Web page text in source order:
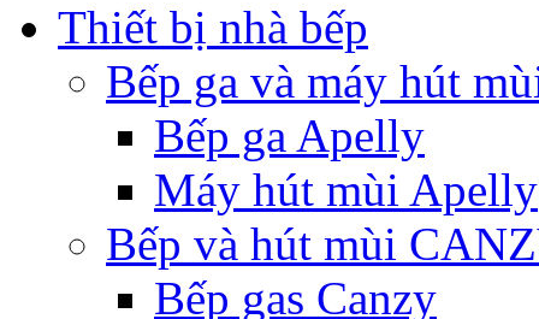
Thiết bị nhà bếp
Bếp ga và máy hút
Bếp ga Apelly
Máy hút mùi Apelly
Bếp và hút mùi
Bếp gas Canzy